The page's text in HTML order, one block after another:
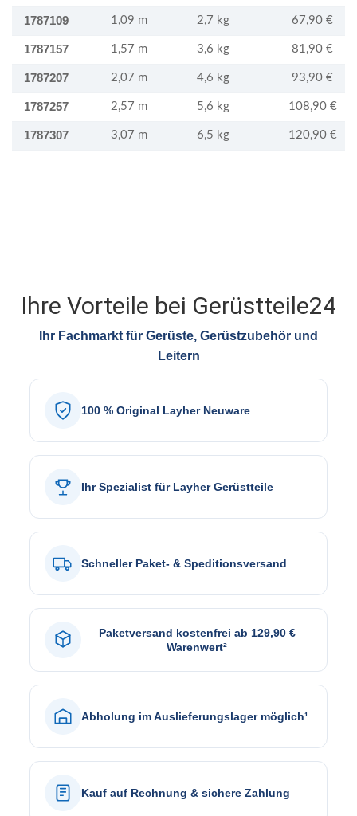
1787109 1,09 m 2,7 kg 67,90 €
1787157 1,57 m 3,6 kg 81,90 €
1787207 2,07 m 4,6 kg 93,90 €
1787257 2,57 m 5,6 kg 108,90 €
1787307 3,07 m 6,5 kg 120,90 €
Ihre Vorteile bei Gerüstteile24
Ihr Fachmarkt für Gerüste, Gerüstzubehör und
Leitern
100 % Original Layher Neuware
Ihr Spezialist für Layher Gerüstteile
Schneller Paket- & Speditionsversand
Paketversand kostenfrei ab 129,90 €
Warenwert²
Abholung im Auslieferungslager möglich¹
Kauf auf Rechnung & sichere Zahlung